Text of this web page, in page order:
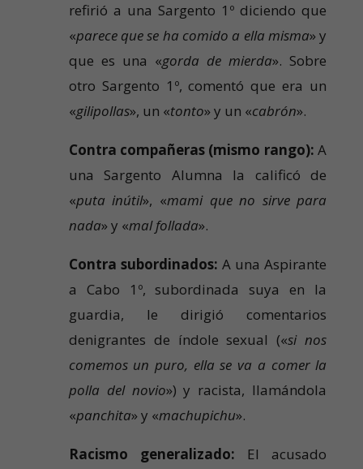
refirió a una Sargento 1º diciendo que
«parece que se ha comido a ella misma» y
que es una «gorda de mierda». Sobre
otro Sargento 1º, comentó que era un
«gilipollas», un «tonto» y un «cabrón».
Contra compañeras (mismo rango): A
una Sargento Alumna la calificó de
«puta inútil», «mami que no sirve para
nada» y «mal follada».
Contra subordinados: A una Aspirante
a Cabo 1º, subordinada suya en la
guardia, le dirigió comentarios
denigrantes de índole sexual («si nos
comemos un puro, ella se va a comer la
polla del novio») y racista, llamándola
«panchita» y «machupichu».
Racismo generalizado: El acusado